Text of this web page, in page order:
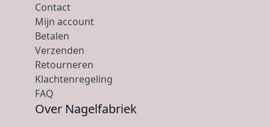
Contact
Mijn account
Betalen
Verzenden
Retourneren
Klachtenregeling
FAQ
Over Nagelfabriek